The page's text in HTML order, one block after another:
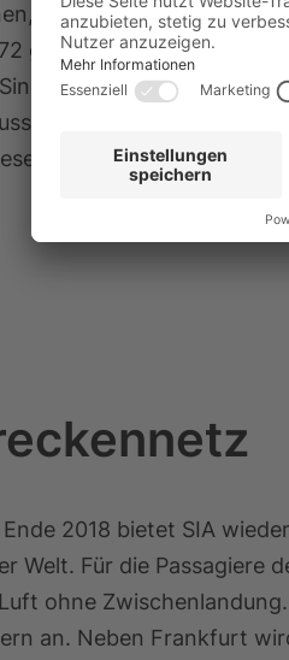
deren Ziele
gründete sich daraus
war zu der Zeit
und einer
über die
2018 bietet SIA
Welt. Für die Passagiere
ohne
an. Neben Frankfurt